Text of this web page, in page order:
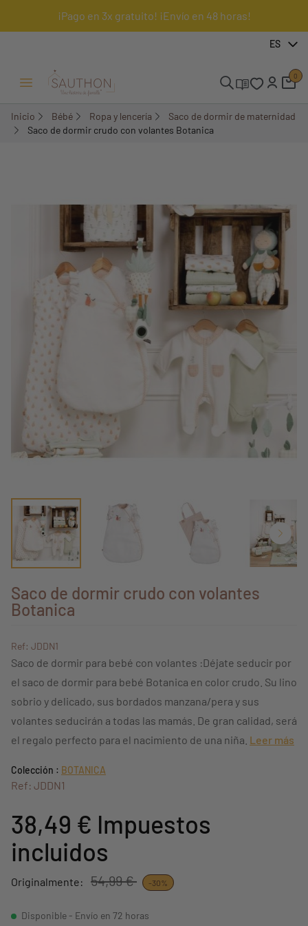
¡Pago en 3x gratuito! ¡Envío en 48 horas!
ES
Menú Abrir/Cerrar
0
Inicio Bébé Ropa y lencería
Saco de dormir de maternidad
Saco de dormir crudo con volantes Botanica
Saco de dormir crudo con volantes
Botanica
Ref: JDDN1
Saco de dormir para bebé con volantes :Déjate seducir por
el saco de dormir para bebé Botanica en color crudo. Su lino
sobrio y delicado, sus bordados manzana/pera y sus
volantes seducirán a todas las mamás. De gran calidad, será
el regalo perfecto para el nacimiento de una niña. Leer más
Colección : BOTANICA
Ref: JDDN1
38,49 € Impuestos
incluidos
Originalmente: 54,99 € -30%
Disponible - Envío en 72 horas